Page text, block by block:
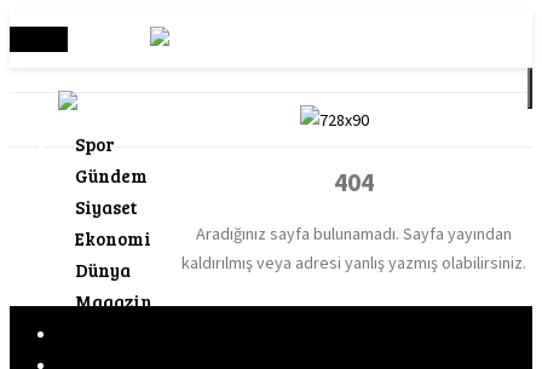
Spor
Gündem
Siyaset
Ekonomi
Dünya
Magazin
404
Aradığınız sayfa bulunamadı. Sayfa yayından
kaldırılmış veya adresi yanlış yazmış olabilirsiniz.